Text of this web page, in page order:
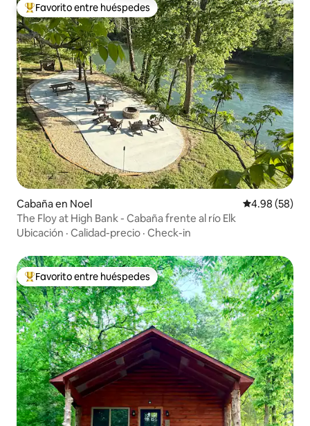
Favorito entre huéspedes preferido
Favorito entre huéspedes
Cabaña en Noel Calificación
4.98 (58)
The Floy at High Bank - Cabaña frente al río Elk
Ubicación · Calidad-precio · Check-in
Favorito entre huéspedes preferido
Favorito entre huéspedes